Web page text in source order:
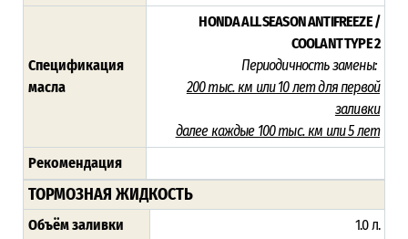
Спецификация
масла
HONDA ALL SEASON ANTIFREEZE /
COOLANT TYPE 2
Периодичность замены:
200 тыс. км или 10 лет для первой
заливки
далее каждые 100 тыс. км или 5 лет
Рекомендация
ТОРМОЗНАЯ ЖИДКОСТЬ
Объём заливки 1.0 л.